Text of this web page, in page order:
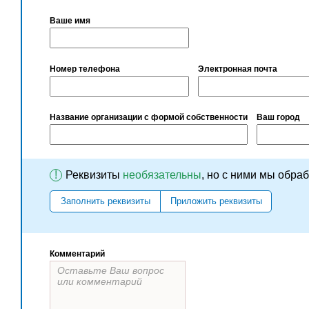
Ваше имя
Номер телефона Электронная почта
Название организации с формой собственности Ваш город
! Реквизиты необязательны, но с ними мы
Заполнить реквизиты Приложить реквизиты
Комментарий